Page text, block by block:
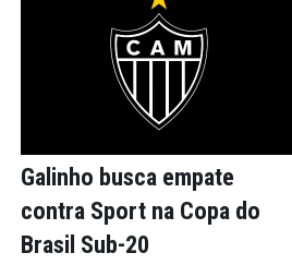
Galinho busca empate
contra Sport na Copa do
Brasil Sub-20